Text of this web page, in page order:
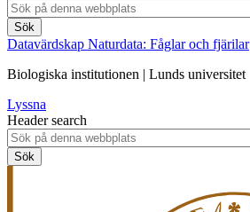
Datavärdskap Naturdata: Fåglar och fjärilar
Biologiska institutionen | Lunds universitet
Lyssna
Header search